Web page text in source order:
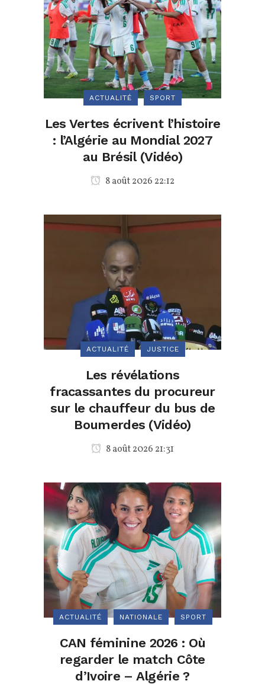
ACTUALITÉ SPORT
Les Vertes écrivent l’histoire
: l’Algérie au Mondial 2027
au Brésil (Vidéo)
8 août 2026 22:12
ACTUALITÉ JUSTICE
Les révélations
fracassantes du procureur
sur le chauffeur du bus de
Boumerdes (Vidéo)
8 août 2026 21:31
ACTUALITÉ NATIONALE SPORT
CAN féminine 2026 : Où
regarder le match Côte
d’Ivoire – Algérie ?